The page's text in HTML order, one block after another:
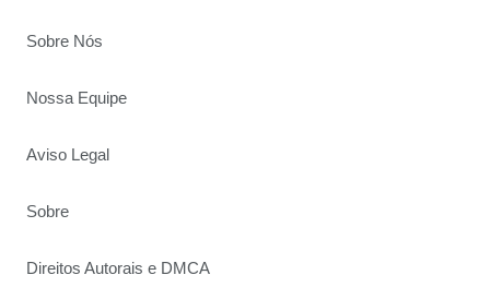
Sobre Nós
Nossa Equipe
Aviso Legal
Sobre
Direitos Autorais e DMCA